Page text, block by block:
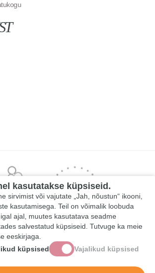
kasutatakse küpsiseid.
sirvimist või vajutate „Jah, nõustun“ ikooni,
kasutamisega. Teil on võimalik loobuda
ajal, muutes kasutatava seadme
salvestatud küpsiseid. Tutvuge ka meie
eeskirjaga.
küpsised
Vajalikud küpsised